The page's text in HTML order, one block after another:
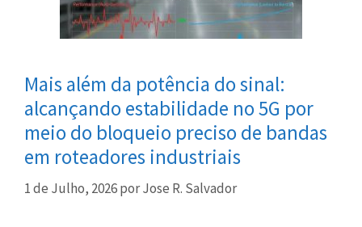
Mais além da potência do sinal:
alcançando estabilidade no 5G por
meio do bloqueio preciso de bandas
em roteadores industriais
1 de Julho, 2026porJose R. Salvador